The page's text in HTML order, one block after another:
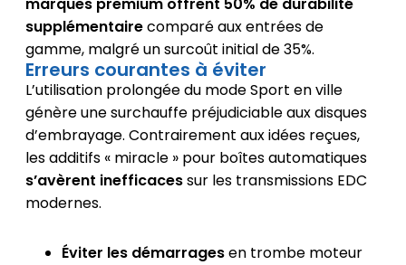
marques premium offrent 50% de durabilité
supplémentairecomparé aux entrées de
gamme, malgré un surcoût initial de 35%.
Erreurs courantes à éviter
L’utilisation prolongée du mode Sport en ville
génère une surchauffe préjudiciable aux disques
d’embrayage. Contrairement aux idées reçues,
les additifs « miracle » pour boîtes automatiques
s’avèrent inefficacessur les transmissions EDC
modernes.
Éviter les démarragesen trombe moteur